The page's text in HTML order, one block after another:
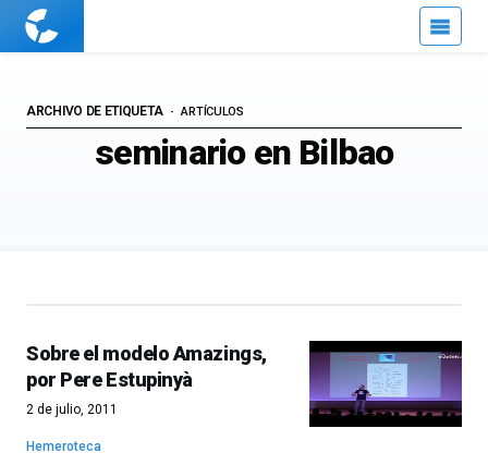
Cuaderno
seminario en Bilbao
ARCHIVO DE ETIQUETA ARTÍCULOS
Sobre el modelo Amazings,
por Pere Estupinyà
2 de julio, 2011
Hemeroteca